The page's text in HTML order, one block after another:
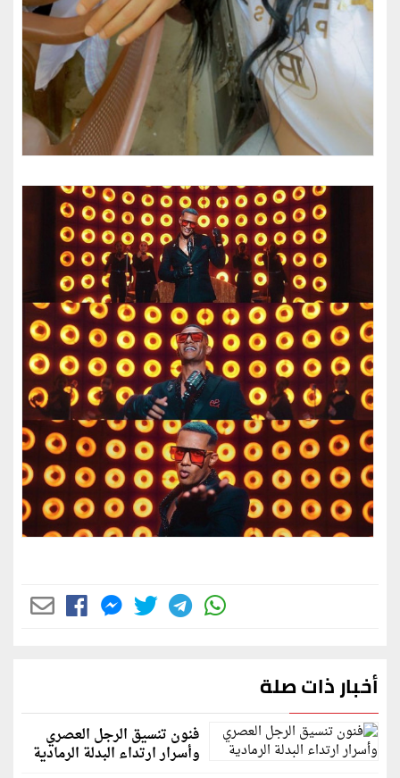
أخبار ذات صلة
فنون تنسيق الرجل العصري
وأسرار ارتداء البدلة الرمادية